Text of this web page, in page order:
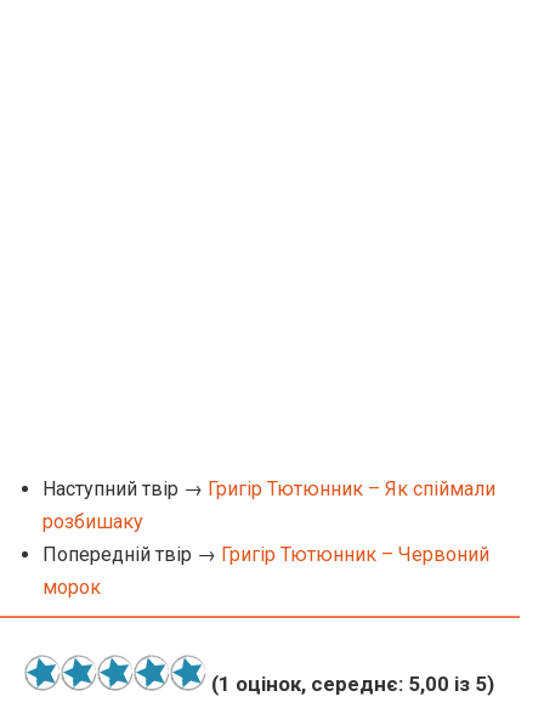
Наступний твір → Григір Тютюнник – Як спіймали
розбишаку
Попередній твір → Григір Тютюнник – Червоний
морок
(1 оцінок, середнє: 5,00 із 5)